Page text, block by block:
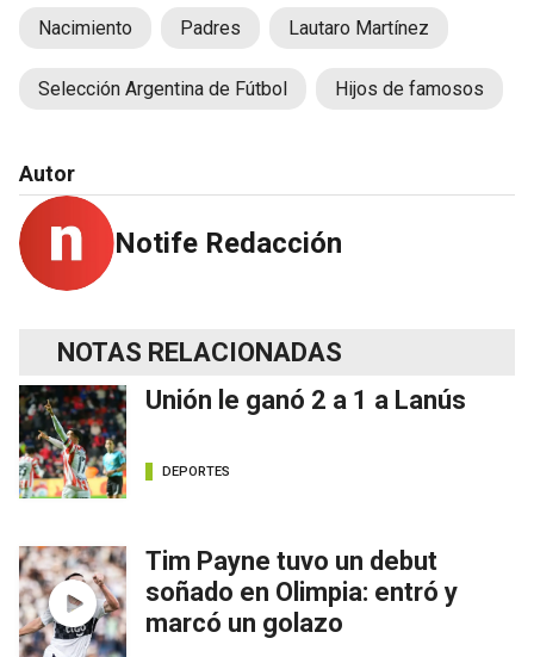
Nacimiento Padres Lautaro Martínez
Selección Argentina de Fútbol Hijos de famosos
Autor
Notife Redacción
NOTAS RELACIONADAS
Unión le ganó 2 a 1 a Lanús
DEPORTES
Tim Payne tuvo un debut
soñado en Olimpia: entró y
marcó un golazo